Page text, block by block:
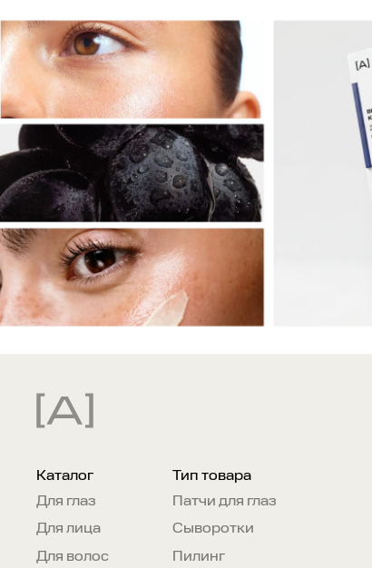
Каталог
Для глаз
Для лица
Для волос
Тип товара
Патчи для глаз
Сыворотки
Пилинг